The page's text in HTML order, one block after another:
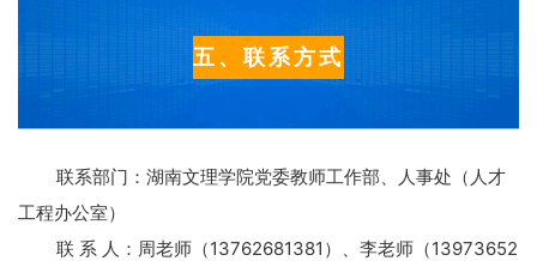
五、联系方式
联系部门：湖南文理学院党委教师工作部、人事处（人才
工程办公室）
联 系 人：周老师（13762681381 ）、李老师（13973652